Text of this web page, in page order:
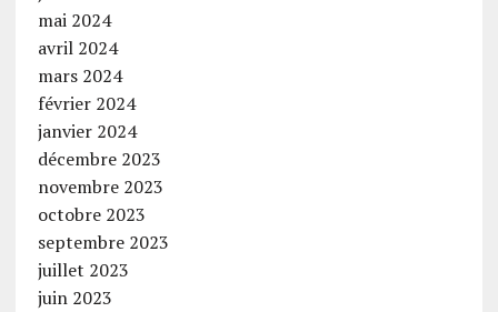
mai 2024
avril 2024
mars 2024
février 2024
janvier 2024
décembre 2023
novembre 2023
octobre 2023
septembre 2023
juillet 2023
juin 2023